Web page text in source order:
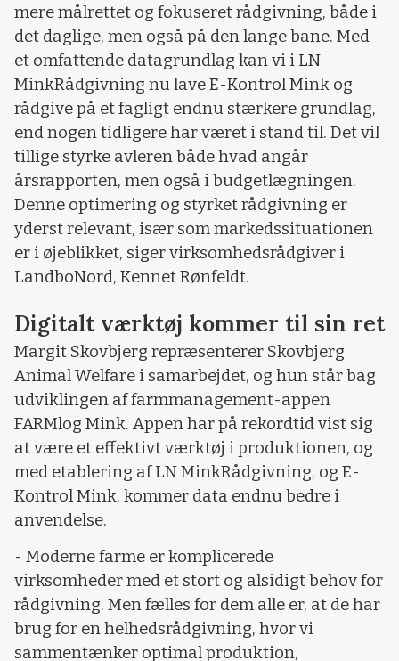
mere målrettet og fokuseret rådgivning, både i
det daglige, men også på den lange bane. Med
et omfattende datagrundlag kan vi i LN
MinkRådgivning nu lave E-Kontrol Mink og
rådgive på et fagligt endnu stærkere grundlag,
end nogen tidligere har været i stand til. Det vil
tillige styrke avleren både hvad angår
årsrapporten, men også i budgetlægningen.
Denne optimering og styrket rådgivning er
yderst relevant, især som markedssituationen
er i øjeblikket, siger virksomhedsrådgiver i
LandboNord, Kennet Rønfeldt.
Digitalt værktøj kommer til sin ret
Margit Skovbjerg repræsenterer Skovbjerg
Animal Welfare i samarbejdet, og hun står bag
udviklingen af farmmanagement-appen
FARMlog Mink. Appen har på rekordtid vist sig
at være et effektivt værktøj i produktionen, og
med etablering af LN MinkRådgivning, og E-
Kontrol Mink, kommer data endnu bedre i
anvendelse.
- Moderne farme er komplicerede
virksomheder med et stort og alsidigt behov for
rådgivning. Men fælles for dem alle er, at de har
brug for en helhedsrådgivning, hvor vi
sammentænker optimal produktion,